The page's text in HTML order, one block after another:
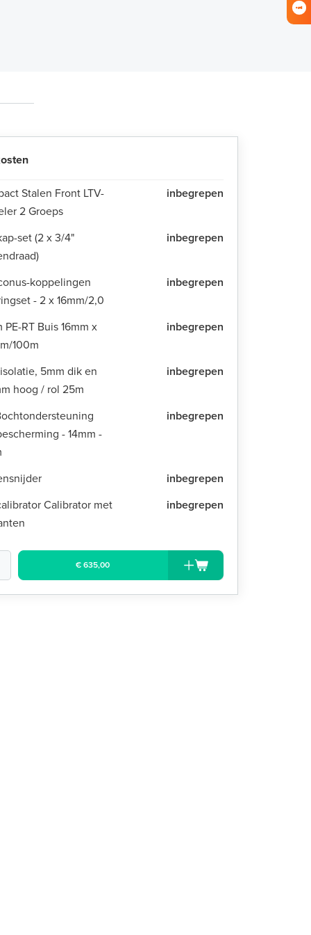
Stalen Front LTV-
2 Groeps
inbegrepen
set (2 x 3/4"
inbegrepen
koppelingen
- 2 x 16mm/2,0
inbegrepen
PE-RT Buis 16mm x
100m
inbegrepen
5mm dik en
hoog / rol 25m
inbegrepen
- 14mm -
inbegrepen
inbegrepen
Calibrator met
inbegrepen
€ 635,00